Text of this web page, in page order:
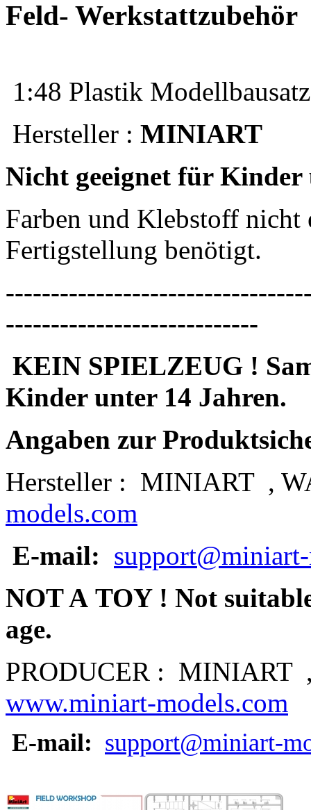
Feld- Werkstattzubehör
1:48 Plastik
Hersteller : MINIART
Nicht geeignet für Kinder
Farben und Klebstoff nicht
Fertigstellung benötigt.
----------------------------
KEIN SPIELZEUG !
Kinder unter 14 Jahren.
Angaben zur
Hersteller : MINIART ,
models.com
E-mail:
NOT A TOY ! Not
age.
PRODUCER : MINIART
www.miniart-models.com
E-mail: support@miniart-